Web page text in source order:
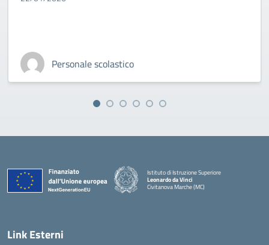
Personale scolastico
Istituto di Istruzione Superiore
Leonardo da Vinci
Civitanova Marche (MC)
Link Esterni